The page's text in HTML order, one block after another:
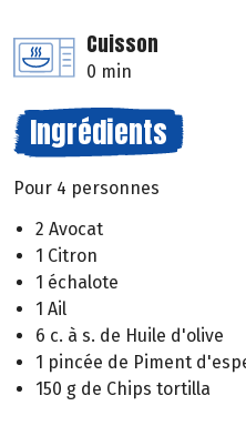
Cuisson
0 min
Ingrédients
Pour 4 personnes
2 Avocat
1 Citron
1 échalote
1 Ail
6 c. à s. de Huile d'olive
1 pincée de Piment
150 g de Chips tortilla